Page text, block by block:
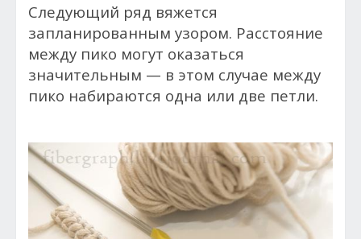
Следующий ряд вяжется
запланированным узором. Расстояние
между пико могут оказаться
значительным — в этом случае между
пико набираются одна или две петли.